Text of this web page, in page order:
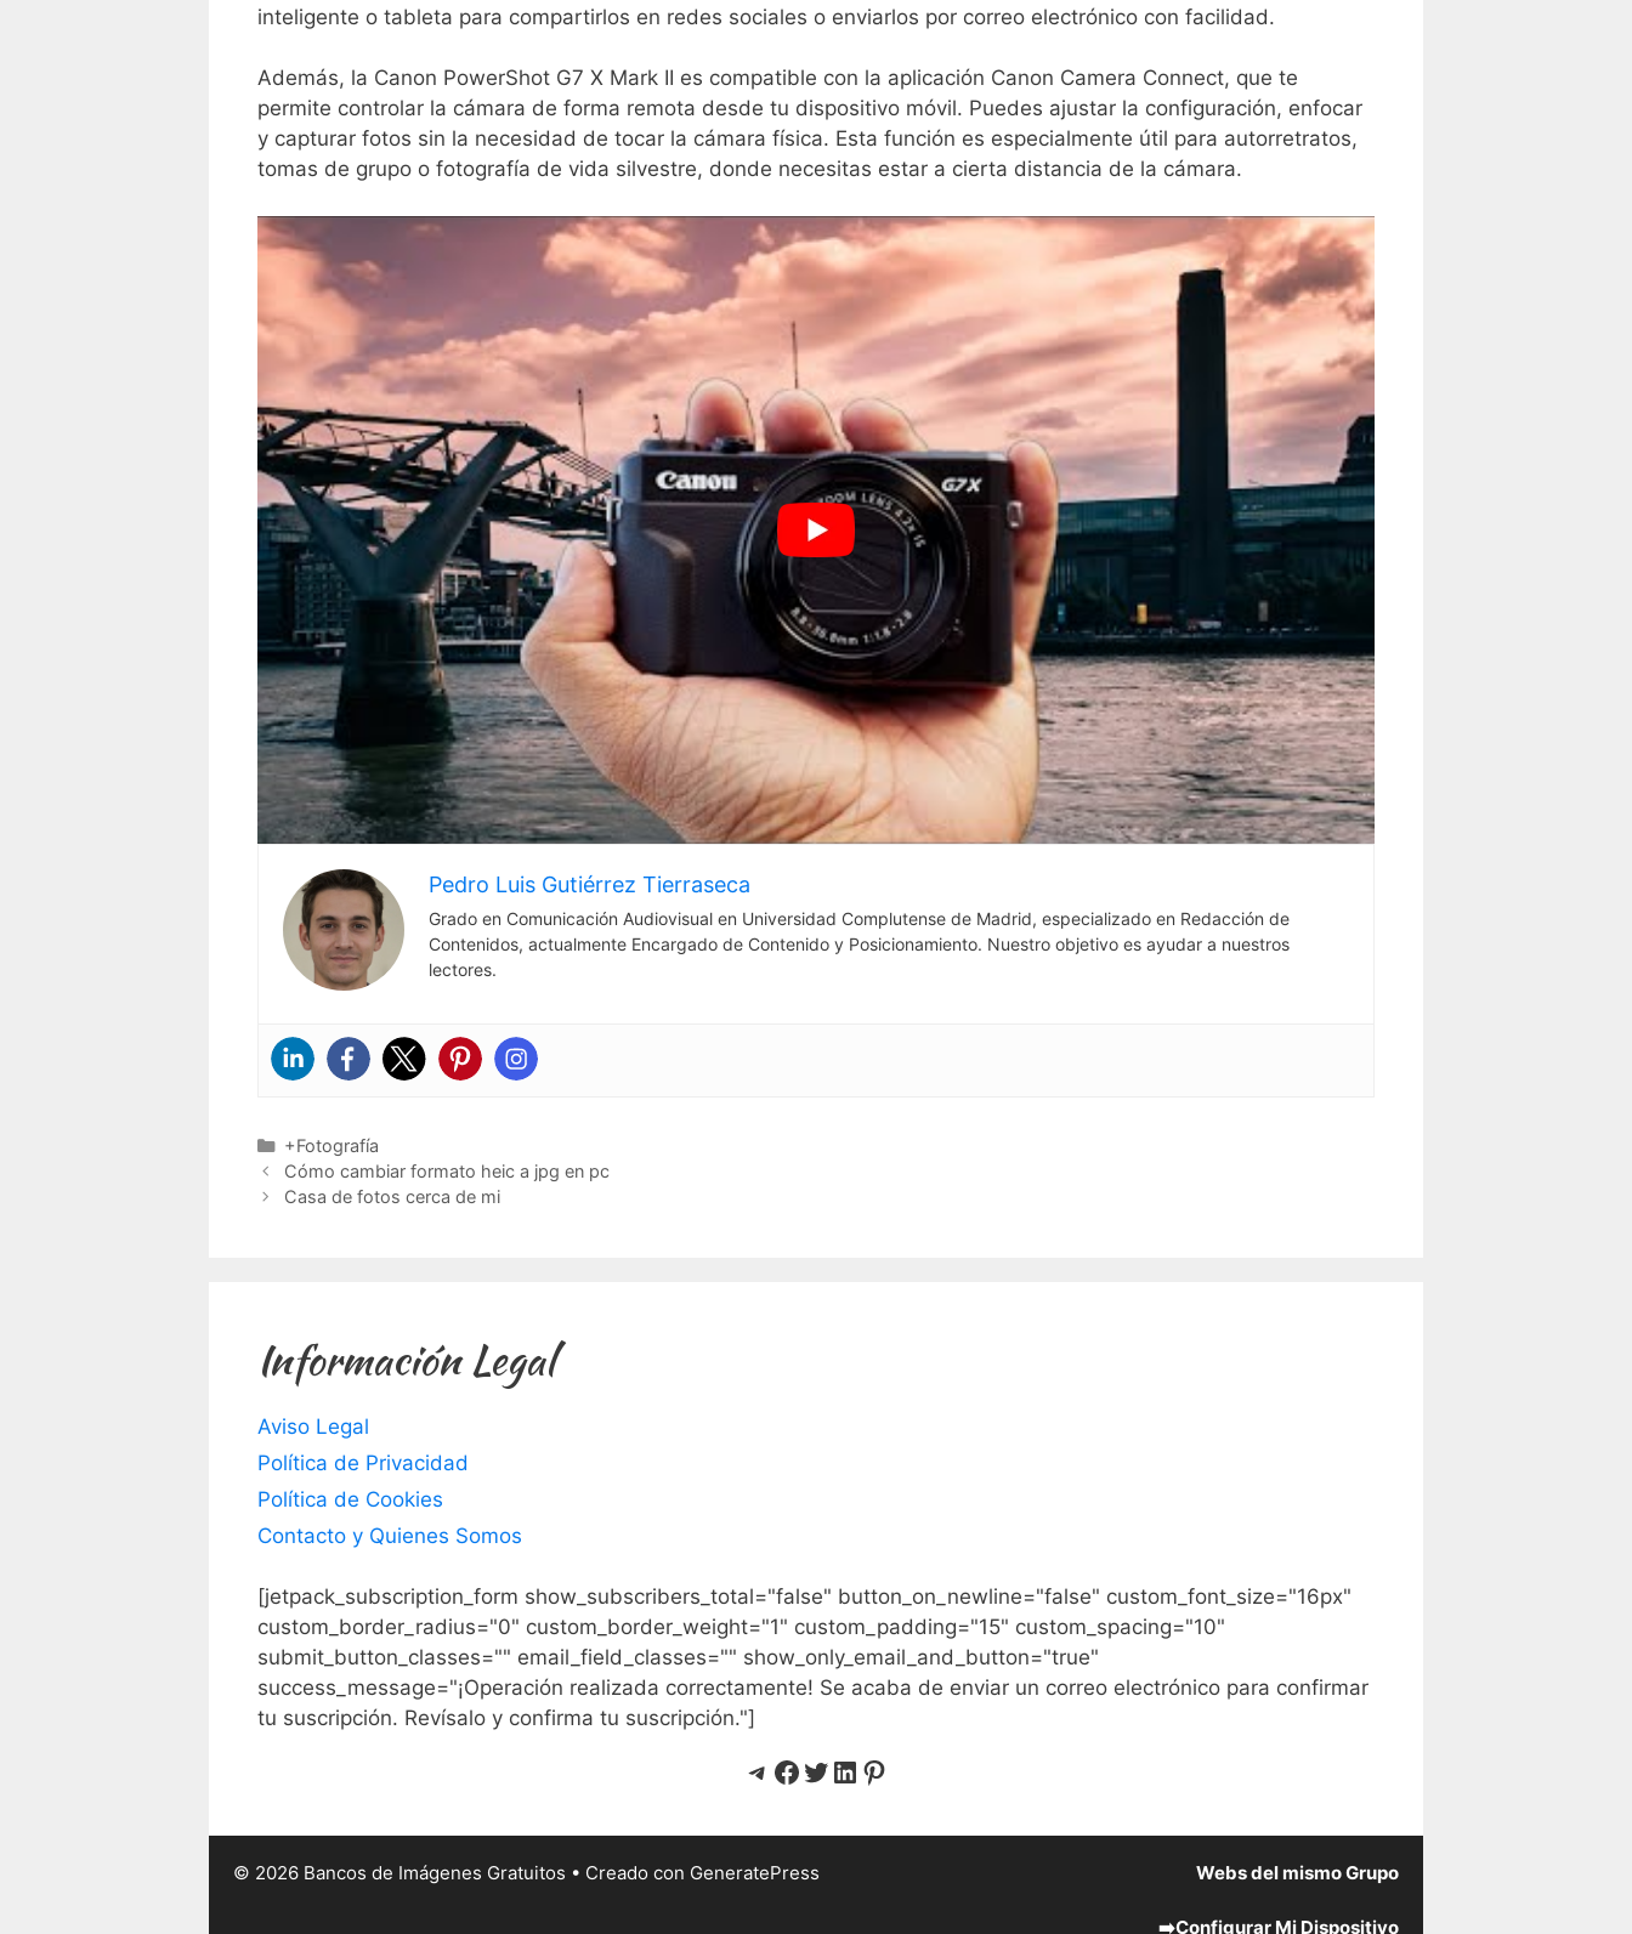
inteligente‌ o tableta para compartirlos ⁣en redes sociales o enviarlos por correo⁤ electrónico con⁣ facilidad.
Además, la ⁣Canon PowerShot‌ G7⁣ X Mark​ II es compatible con la aplicación ‍Canon Camera Connect, ‌que te
permite controlar la cámara de forma remota desde tu dispositivo móvil. Puedes ajustar‍ la configuración, enfocar
y ⁢capturar fotos sin la‌ necesidad de tocar la⁢ cámara física. Esta función‌ es especialmente útil para autorretratos, ​
tomas de grupo o fotografía de vida silvestre, donde necesitas estar a ‌cierta distancia de la⁢ cámara.
Pedro Luis Gutiérrez Tierraseca
Grado en Comunicación Audiovisual en Universidad Complutense de Madrid, especializado en Redacción de
Contenidos, actualmente Encargado de Contenido y Posicionamiento. Nuestro objetivo es ayudar a nuestros
lectores.
Categorías
+Fotografía
Cómo cambiar formato heic a jpg en pc
Casa de fotos cerca de mi
Información Legal
Aviso Legal
Política de Privacidad
Política de Cookies
Contacto y Quienes Somos
[jetpack_subscription_form show_subscribers_total="false" button_on_newline="false" custom_font_size="16px"
custom_border_radius="0" custom_border_weight="1" custom_padding="15" custom_spacing="10"
submit_button_classes="" email_field_classes="" show_only_email_and_button="true"
success_message="¡Operación realizada correctamente! Se acaba de enviar un correo electrónico para confirmar
tu suscripción. Revísalo y confirma tu suscripción."]
Telegram
Facebook
Twitter
LinkedIn
Pinterest
Webs del mismo Grupo
➡️Configurar Mi Dispositivo
© 2026 Bancos de Imágenes Gratuitos • Creado con GeneratePress